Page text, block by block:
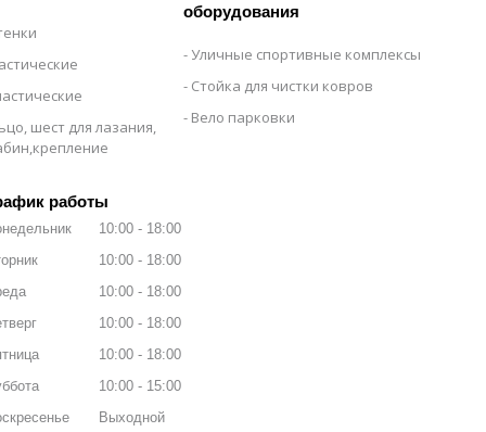
шест для лазания,
оборудования
Уличные спортивные комплексы
Стойка для чистки ковров
Вело парковки
работы
10:00
18:00
10:00
18:00
10:00
18:00
10:00
18:00
10:00
18:00
10:00
15:00
Выходной